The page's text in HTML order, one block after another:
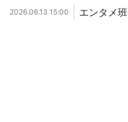
2026.06.13 15:00 エンタメ班